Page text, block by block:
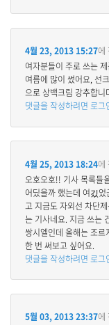
4월 23, 2013 15:27에
여자분들이 주로 쓰는
여름에 많이 썼어요, 선
으로 상백크림 강추합니
댓글을 작성하려면 로그
4월 25, 2013 18:24에
오호오호!! 기사 목록들
어딨을까 했는데 여깄
고 지금도 자외선 차단
는 기사네요. 지금 쓰는
쌍시엘인데 올해는 조
한 번 써보고 싶어요.
댓글을 작성하려면 로그
5월 03, 2013 23:37에